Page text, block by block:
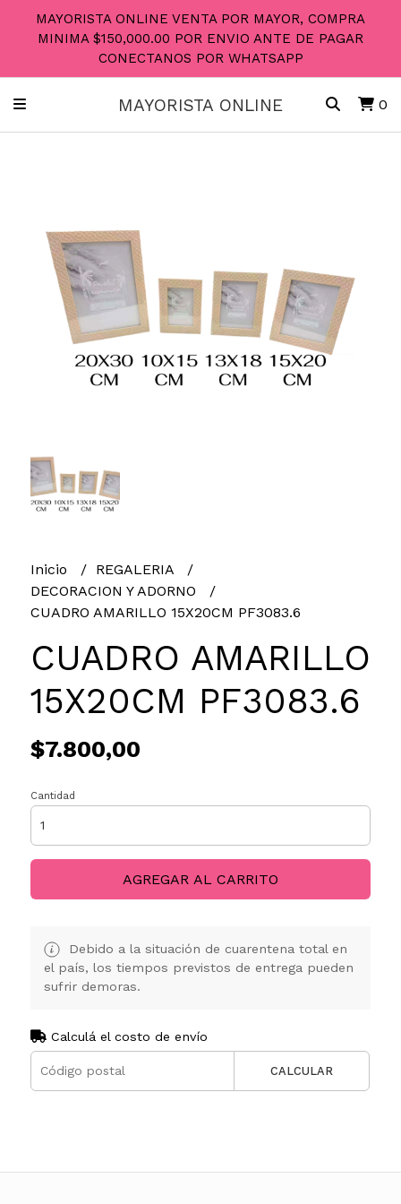
MAYORISTA ONLINE VENTA POR MAYOR, COMPRA
MINIMA $150,000.00 POR ENVIO ANTE DE PAGAR
CONECTANOS POR WHATSAPP
MAYORISTA ONLINE 0
Inicio
REGALERIA
DECORACION Y ADORNO
CUADRO AMARILLO 15X20CM PF3083.6
CUADRO AMARILLO
15X20CM PF3083.6
$7.800,00
Cantidad
AGREGAR AL CARRITO
Debido a la situación de cuarentena total en
el país, los tiempos previstos de entrega pueden
sufrir demoras.
Calculá el costo de envío
CALCULAR